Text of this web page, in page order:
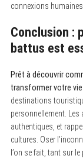
connexions humaines.
Conclusion :
battus est
Prêt à découvrir
transformer votre vie
destinations
personnellement.
authentiques, et
cultures. Oser
l’on se fait, tant sur